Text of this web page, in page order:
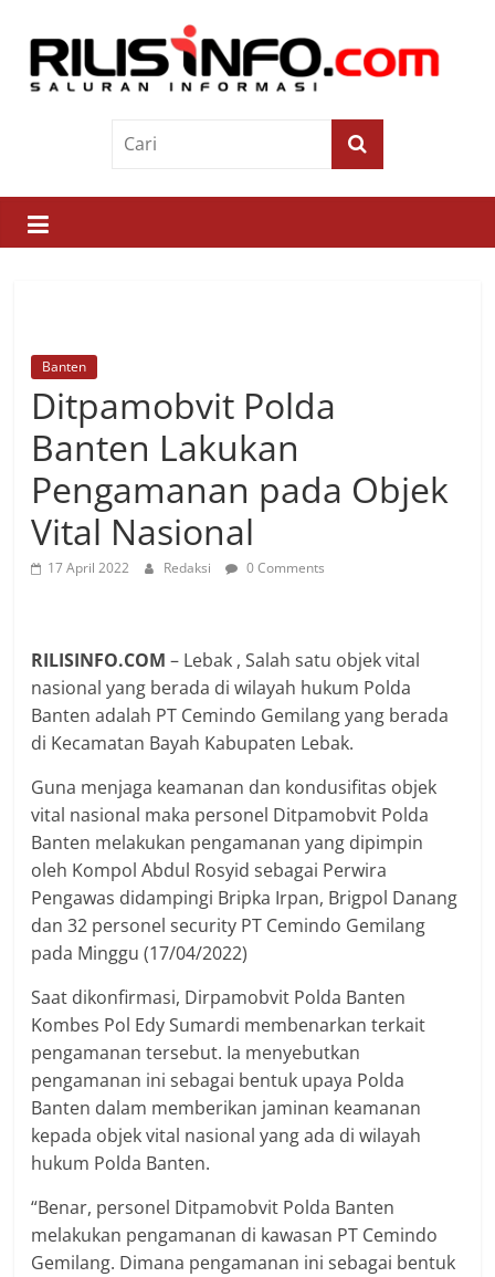
contentRilis
Saluran
Informasi
Banten
Ditpamobvit Polda
Banten Lakukan
Pengamanan pada Objek
Vital Nasional
17 April 2022 Redaksi 0 Comments
RILISINFO.COM – Lebak , Salah satu objek vital
nasional yang berada di wilayah hukum Polda
Banten adalah PT Cemindo Gemilang yang berada
di Kecamatan Bayah Kabupaten Lebak.
Guna menjaga keamanan dan kondusifitas objek
vital nasional maka personel Ditpamobvit Polda
Banten melakukan pengamanan yang dipimpin
oleh Kompol Abdul Rosyid sebagai Perwira
Pengawas didampingi Bripka Irpan, Brigpol Danang
dan 32 personel security PT Cemindo Gemilang
pada Minggu (17/04/2022)
Saat dikonfirmasi, Dirpamobvit Polda Banten
Kombes Pol Edy Sumardi membenarkan terkait
pengamanan tersebut. Ia menyebutkan
pengamanan ini sebagai bentuk upaya Polda
Banten dalam memberikan jaminan keamanan
kepada objek vital nasional yang ada di wilayah
hukum Polda Banten.
“Benar, personel Ditpamobvit Polda Banten
melakukan pengamanan di kawasan PT Cemindo
Gemilang. Dimana pengamanan ini sebagai bentuk